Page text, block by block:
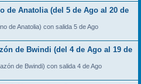
de Anatolia (del 5 de Ago al 20 de
de Anatolia) con salida 5 de Ago
de Bwindi (del 4 de Ago al 19 de
de Bwindi) con salida 4 de Ago